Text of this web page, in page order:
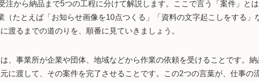
注から納品まで5つの工程に分けて解説します。ここで言う「案件」と
（たとえば「お知らせ画像を10点つくる」「資料の文字起こしをする」
渡るまでの道のりを、順番に見ていきましょう。
、事業所が企業や団体、地域などから作業の依頼を受けることです。
元に渡して、その案件を完了させることです。この2つの言葉が、仕事の